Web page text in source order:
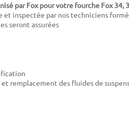
par Fox pourvotre fourche Fox 34,
inspectée par nos techniciens
seront assurées
remplacement des fluides de